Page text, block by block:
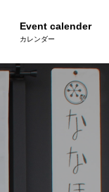
Event calender
カレンダー